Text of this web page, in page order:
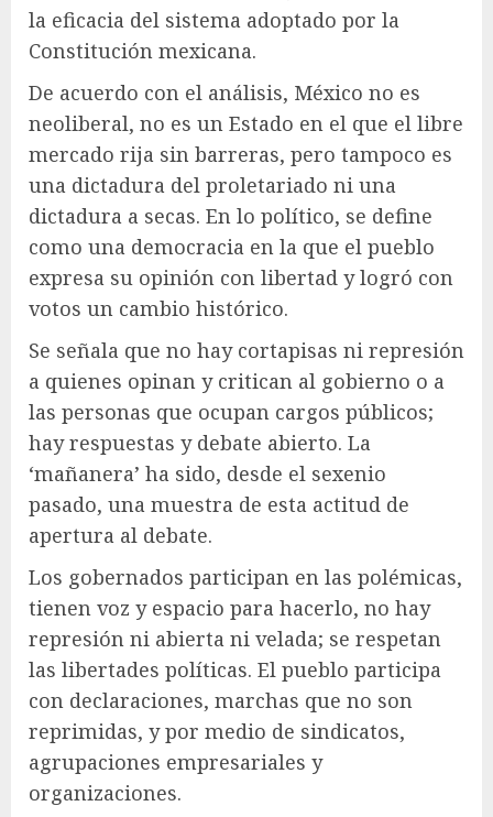
la eficacia del sistema adoptado por la
Constitución mexicana.
De acuerdo con el análisis, México no es
neoliberal, no es un Estado en el que el libre
mercado rija sin barreras, pero tampoco es
una dictadura del proletariado ni una
dictadura a secas. En lo político, se define
como una democracia en la que el pueblo
expresa su opinión con libertad y logró con
votos un cambio histórico.
Se señala que no hay cortapisas ni represión
a quienes opinan y critican al gobierno o a
las personas que ocupan cargos públicos;
hay respuestas y debate abierto. La
‘mañanera’ ha sido, desde el sexenio
pasado, una muestra de esta actitud de
apertura al debate.
Los gobernados participan en las polémicas,
tienen voz y espacio para hacerlo, no hay
represión ni abierta ni velada; se respetan
las libertades políticas. El pueblo participa
con declaraciones, marchas que no son
reprimidas, y por medio de sindicatos,
agrupaciones empresariales y
organizaciones.